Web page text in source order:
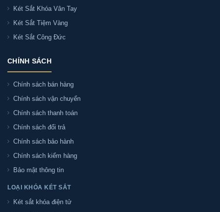
Két Sắt Khóa Vân Tay
Két Sắt Tiệm Vàng
Két Sắt Công Đức
CHÍNH SÁCH
Chính sách bán hàng
Chính sách vận chuyển
Chính sách thanh toán
Chính sách đổi trả
Chính sách bảo hành
Chính sách kiểm hàng
Bảo mật thông tin
LOẠI KHÓA KÉT SẮT
Két sắt khóa điện tử